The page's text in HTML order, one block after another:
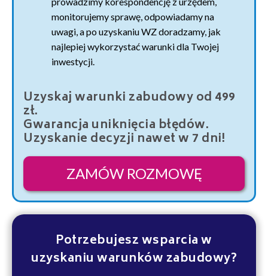
monitorujemy sprawę, odpowiadamy na
uwagi, a po uzyskaniu WZ doradzamy, jak
najlepiej wykorzystać warunki dla Twojej
inwestycji.
Uzyskaj warunki zabudowy od 499
zł.
Gwarancja uniknięcia błędów.
Uzyskanie decyzji nawet w 7 dni!
ZAMÓW ROZMOWĘ
Potrzebujesz wsparcia w
uzyskaniu warunków zabudowy?